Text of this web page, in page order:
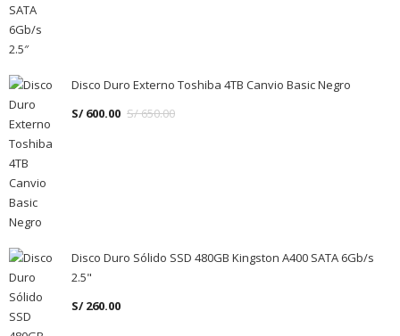
Disco Duro Externo Toshiba 4TB Canvio Basic Negro
S/600.00 S/650.00
Disco Duro Sólido SSD 480GB Kingston A400 SATA 6Gb/s
2.5"
S/260.00